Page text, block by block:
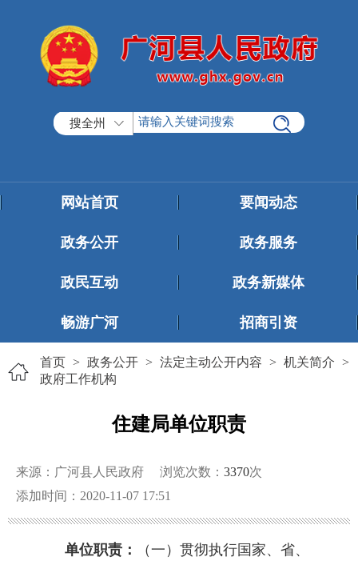
搜全州
网站首页 要闻动态
政务公开 政务服务
政民互动 政务新媒体
畅游广河 招商引资
首页 > 政务公开 > 法定主动公开内容 > 机关简介 >
政府工作机构
住建局单位职责
来源：广河县人民政府 浏览次数： 3370次
添加时间：2020-11-07 17:51
单位职责： （一）贯彻执行国家、省、